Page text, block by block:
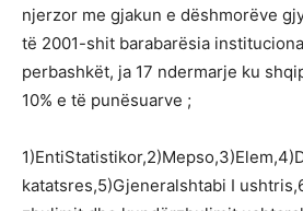
njerzor me gjakun e dëshmorëve
të 2001-shit barabarësia
perbashkët, ja 17 ndermarje ku
10% e të punësuarve ;
katatsres,5)Gjeneralshtabi I